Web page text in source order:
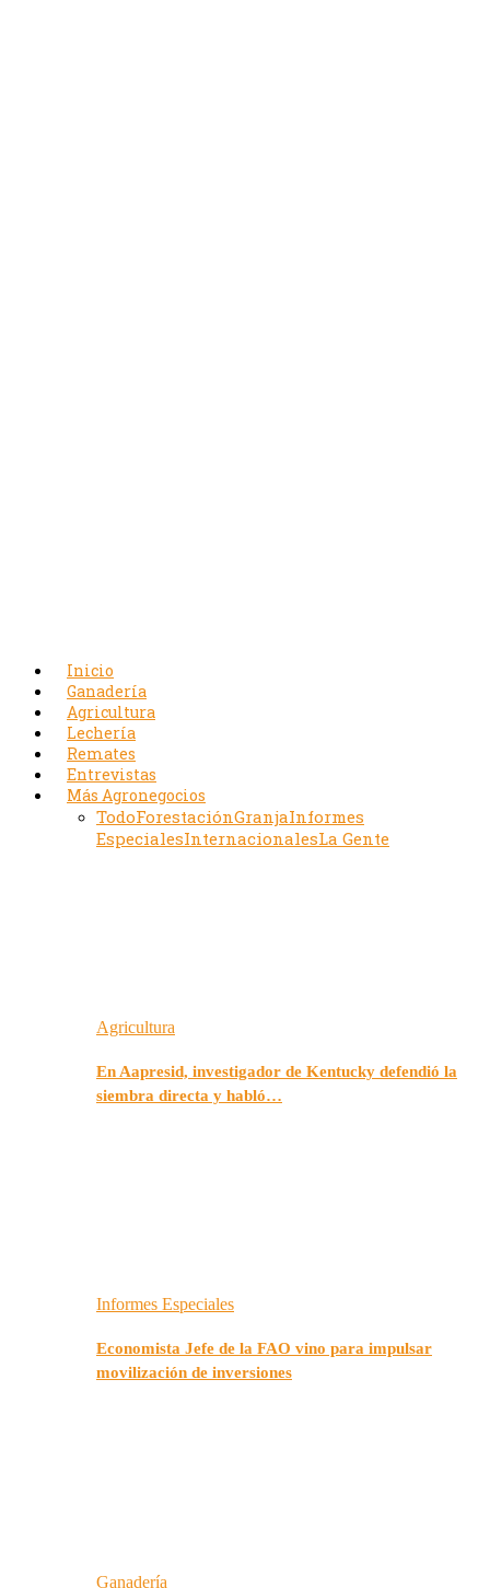
Inicio
Ganadería
Agricultura
Lechería
Remates
Entrevistas
Más Agronegocios
TodoForestaciónGranjaInformes
EspecialesInternacionalesLa Gente
Agricultura
En Aapresid, investigador de Kentucky defendió la
siembra directa y habló…
Informes Especiales
Economista Jefe de la FAO vino para impulsar
movilización de inversiones
Ganadería